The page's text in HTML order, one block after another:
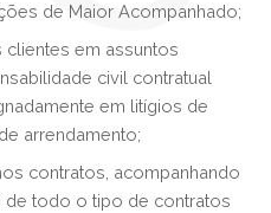
de Maior Acompanhado;
em assuntos
civil contratual
em litígios de
arrendamento;
contratos, acompanhando
de todo o tipo de contratos